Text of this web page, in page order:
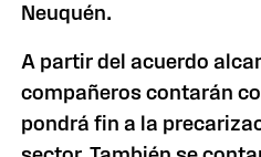
Neuquén.
A partir del acuerdo
compañeros contarán
pondrá fin a la